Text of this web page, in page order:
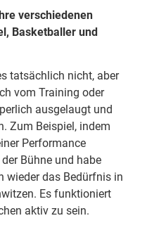
verschiedenen
Basketballer und
tatsächlich nicht, aber
vom Training oder
ausgelaugt und
Zum Beispiel, indem
Performance
Bühne und habe
wieder das Bedürfnis in
Es funktioniert
aktiv zu sein.